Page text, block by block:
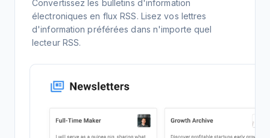
Convertissez les bulletins d'information
électroniques en flux RSS. Lisez vos lettres
d'information préférées dans n'importe quel
lecteur RSS.